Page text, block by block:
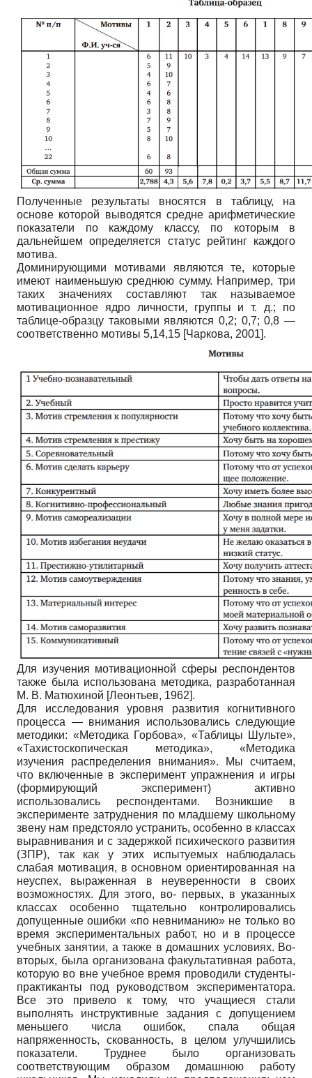
Полученные результаты вносятся в таблицу, на
основе которой выводятся средне арифметические
показатели по каждому классу, по которым в
дальнейшем определяется статус рейтинг каждого
мотива.
Доминирующими мотивами являются те, которые
имеют наименьшую среднюю сумму. Например, три
таких значениях составляют так называемое
мотивационное ядро личности, группы и т. д.; по
таблице-образцу таковыми являются 0,2; 0,7; 0,8 —
соответственно мотивы 5,14,15 [Чаркова, 2001].
Для изучения мотивационной сферы респондентов
также была использована методика, разработанная
М. В. Матюхиной [Леонтьев, 1962].
Для исследования уровня развития когнитивного
процесса — внимания использовались следующие
методики: «Методика Горбова», «Таблицы Шульте»,
«Тахистоскопическая методика», «Методика
изучения распределения внимания». Мы считаем,
что включенные в эксперимент упражнения и игры
(формирующий эксперимент) активно
использовались респондентами. Возникшие в
эксперименте затруднения по младшему школьному
звену нам предстояло устранить, особенно в классах
выравнивания и с задержкой психического развития
(ЗПР), так как у этих испытуемых наблюдалась
слабая мотивация, в основном ориентированная на
неуспех, выраженная в неуверенности в своих
возможностях. Для этого, во- первых, в указанных
классах особенно тщательно контролировались
допущенные ошибки «по невниманию» не только во
время экспериментальных работ, но и в процессе
учебных занятии, а также в домашних условиях. Во-
вторых, была организована факультативная работа,
которую во вне учебное время проводили студенты-
практиканты под руководством экспериментатора.
Все это привело к тому, что учащиеся стали
выполнять инструктивные задания с допущением
меньшего числа ошибок, спала общая
напряженность, скованность, в целом улучшились
показатели. Труднее было организовать
соответствующим образом домашнюю работу